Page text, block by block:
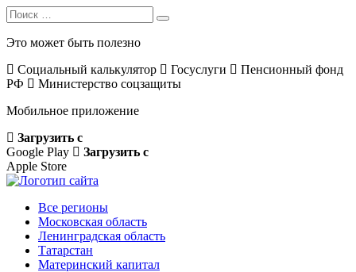
Search
for:
Search
Это может быть полезно
Социальный калькулятор
Госуслуги
Пенсионный фонд
РФ
Министерство соцзащиты
Мобильное приложение
Загрузить с
Google Play
Загрузить с
Apple Store
Все регионы
Московская область
Ленинградская область
Татарстан
Материнский капитал